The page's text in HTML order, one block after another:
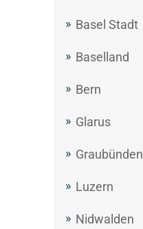
Basel Stadt
Baselland
Bern
Glarus
Graubünden
Luzern
Nidwalden